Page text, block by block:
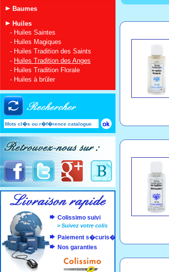
Baumes
Huiles
- Huiles Saintes
- Huiles Magiques
- Huiles Tradition des Saints
- Huiles Tradition des Anges
- Huiles Tradition Florale
- Huiles à brûler
Colissimo suivi
>Suivez votre colis
Paiement s�curis�
Nos garanties